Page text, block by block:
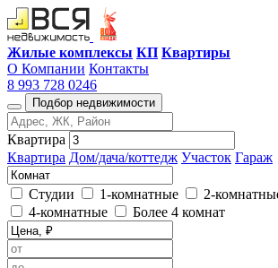
Жилые комплексы КП Квартиры
О Компании Контакты
8 993 728 0246
Подбор недвижимости
Квартира
Квартира Дом/дача/коттедж Участок Гараж
Студии 1-комнатные 2-
4-комнатные
Более 4 комнат